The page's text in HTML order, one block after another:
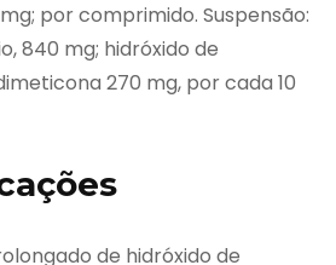
por comprimido. Suspensão:
840 mg; hidróxido de
270 mg, por cada 10
de hidróxido de